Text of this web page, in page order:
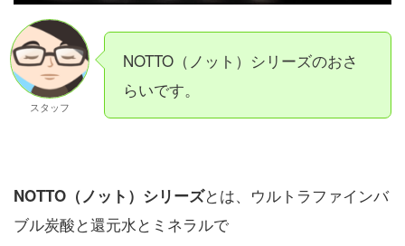
スタッフ
NOTTO（ノット）シリーズのおさ
らいです。
NOTTO（ノット）シリーズとは、ウルトラファインバ
ブル炭酸と還元水とミネラルで